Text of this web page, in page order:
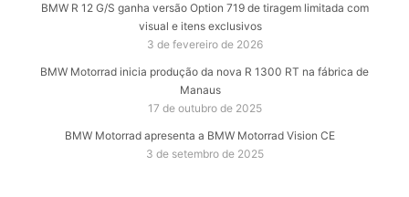
BMW R 12 G/S ganha versão Option 719 de tiragem limitada com
visual e itens exclusivos
3 de fevereiro de 2026
BMW Motorrad inicia produção da nova R 1300 RT na fábrica de
Manaus
17 de outubro de 2025
BMW Motorrad apresenta a BMW Motorrad Vision CE
3 de setembro de 2025